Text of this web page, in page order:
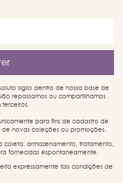
sigilo dentro de nossa base de
repassamos ou compartilhamos
terceiros.
para fins de cadastro de
novas coleções ou promoções.
coleta, armazenamento, tratamento,
fornecidas espontaneamente.
expressamente tais condições de